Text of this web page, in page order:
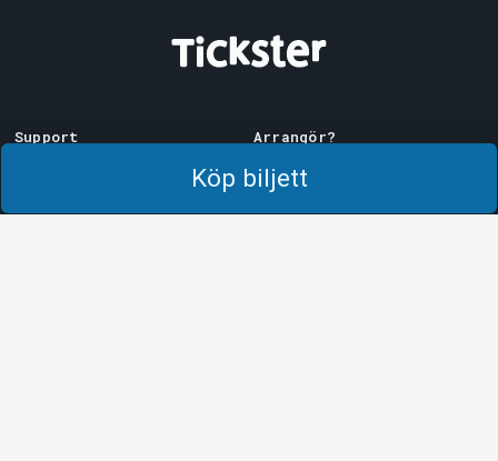
Köp biljett
Support
Arrangör?
Logga in i Manager